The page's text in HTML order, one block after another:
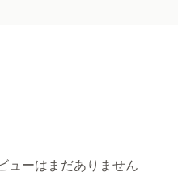
ューはまだありません